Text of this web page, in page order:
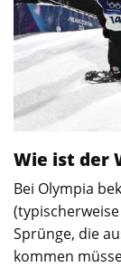
Wie ist der
Bei Olympia
Sprünge, die
kommen